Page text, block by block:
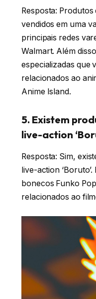
Resposta:
vendidos em uma
principais redes
Walmart. Além
especializadas que
relacionados ao
Anime Island.
5. Existem
live-action
Resposta: Sim,
live-action
bonecos Funko
relacionados ao